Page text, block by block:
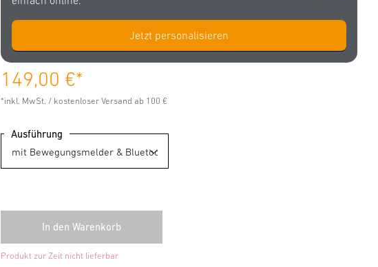
Jetzt personalisieren
149,00 €*
*inkl. MwSt. / kostenloser Versand ab 100 €
Ausführung
Produkt zur Zeit nicht lieferbar